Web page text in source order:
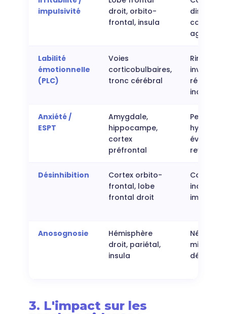
impulsivité
droit, orbito-
frontal, insula
agressifs
Labilité
émotionnelle
(PLC)
Voies
corticobulbaires,
tronc cérébral
Rires/
réactions
Anxiété /
ESPT
Amygdale,
hippocampe,
cortex
préfrontal
Peur,
Désinhibition
Cortex orbito-
frontal, lobe
frontal droit
Anosognosie
Hémisphère
droit, pariétal,
insula
Négation
déficits
3. L'impact sur les